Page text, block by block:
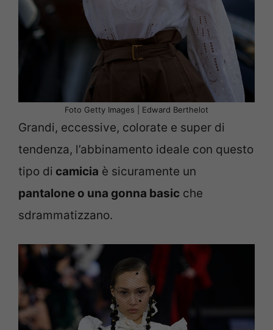
Foto Getty Images | Edward Berthelot
Grandi, eccessive, colorate e super di
tendenza, l’abbinamento ideale con questo
tipo di camicia è sicuramente un
pantalone o una gonna basic che
sdrammatizzano.